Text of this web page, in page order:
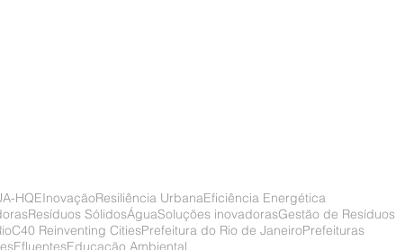
HQEInovaçãoResiliência UrbanaEficiência Energética
Resíduos SólidosÁguaSoluções inovadorasGestão de Resíduos
C40 Reinventing CitiesPrefeitura do Rio de JaneiroPrefeituras
EfluentesEducação Ambiental